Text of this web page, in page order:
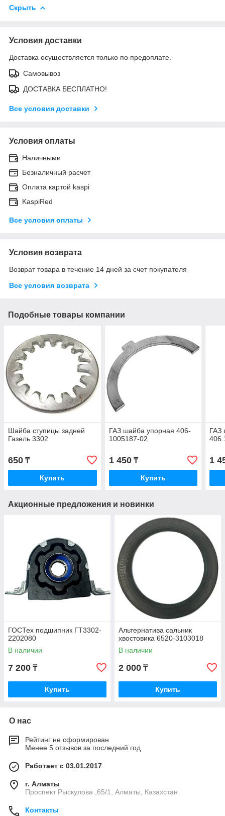
Скрыть
Условия доставки
Доставка осуществляется только по предоплате.
Самовывоз
ДОСТАВКА БЕСПЛАТНО!
Все условия доставки
Условия оплаты
Наличными
Безналичный расчет
Оплата картой kaspi
KaspiRed
Все условия оплаты
Условия возврата
Возврат товара в течение 14 дней за счет покупателя
Все условия возврата
Подобные товары компании
Шайба ступицы задней
Газель 3302
650 ₸
Купить
ГАЗ шайба упорная 406-
1005187-02
1 450₸
Купить
ГАЗ
1
Акционные предложения и новинки
ГОСТех подшипник ГТ3302-
2202080
В наличии
7 200 ₸
Купить
Альтернатива сальник
хвостовика 6520-3103018
В наличии
2 000 ₸
Купить
О нас
Рейтинг не сформирован
Менее 5 отзывов за последний год
Работает с 03.01.2017
г. Алматы
Проспект Рыскулова ,65/1, Алматы, Казахстан
Контакты